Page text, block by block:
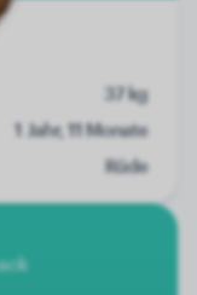
37 kg
1 Jahr, 11 Monate
Rüde